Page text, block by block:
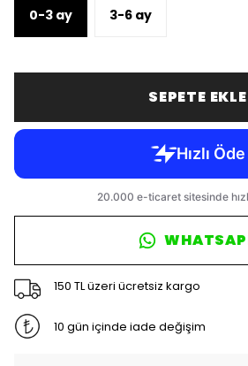
0-3 ay 3-6 ay
SEPETE EKLE
150 TL üzeri ücretsiz kargo
10 gün içinde iade değişim